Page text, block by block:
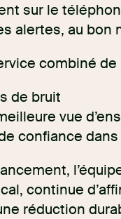
sur le
alertes, au bon
combiné
de bruit
vue
confiance
continue
réduction